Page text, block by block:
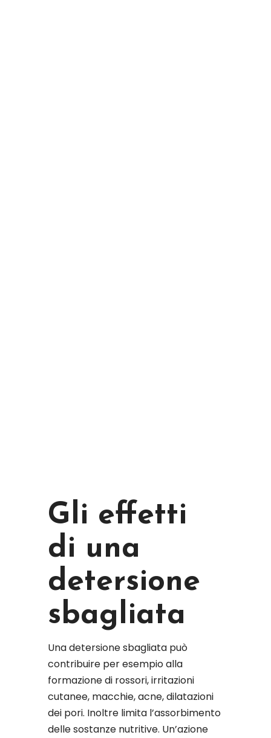
Gli effetti
di una
detersione
sbagliata
Una detersione sbagliata può
contribuire per esempio alla
formazione di rossori, irritazioni
cutanee, macchie, acne, dilatazioni
dei pori. Inoltre limita l’assorbimento
delle sostanze nutritive. Un’azione